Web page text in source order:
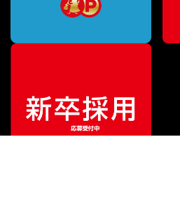
販売価格 660（税込）
¥605（税込）